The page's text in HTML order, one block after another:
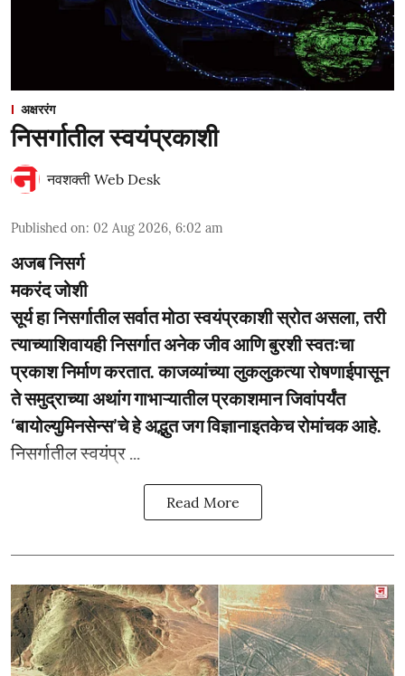
अक्षररंग
निसर्गातील स्वयंप्रकाशी
नवशक्ती Web Desk
Published on: 02 Aug 2026, 6:02 am
अजब निसर्ग
मकरंद जोशी
सूर्य हा निसर्गातील सर्वात मोठा स्वयंप्रकाशी स्रोत असला, तरी
त्याच्याशिवायही निसर्गात अनेक जीव आणि बुरशी स्वतःचा
प्रकाश निर्माण करतात. काजव्यांच्या लुकलुकत्या रोषणाईपासून
ते समुद्राच्या अथांग गाभाऱ्यातील प्रकाशमान जिवांपर्यंत
‘बायोल्युमिनसेन्स’चे हे अद्भुत जग विज्ञानाइतकेच रोमांचक आहे.
निसर्गातील स्वयंप्र ...
Read More